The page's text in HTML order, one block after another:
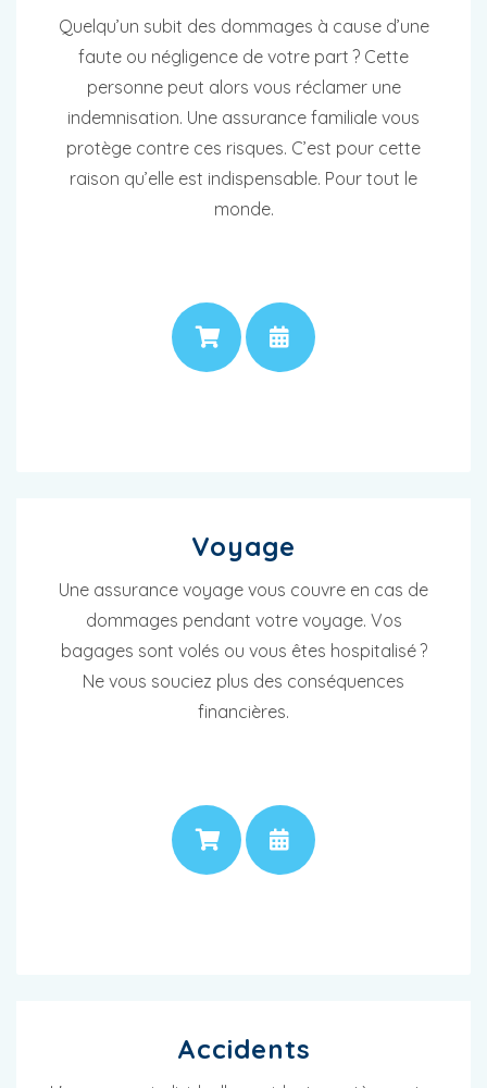
Quelqu’un subit des dommages à cause d’une
faute ou négligence de votre part ? Cette
personne peut alors vous réclamer une
indemnisation. Une assurance familiale vous
protège contre ces risques. C’est pour cette
raison qu’elle est indispensable. Pour tout le
monde.
PRIX
Voyage
Une assurance voyage vous couvre en cas de
dommages pendant votre voyage. Vos
bagages sont volés ou vous êtes hospitalisé ?
Ne vous souciez plus des conséquences
financières.
PRIX
Accidents